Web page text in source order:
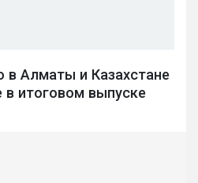
в Алматы и Казахстане
в итоговом выпуске